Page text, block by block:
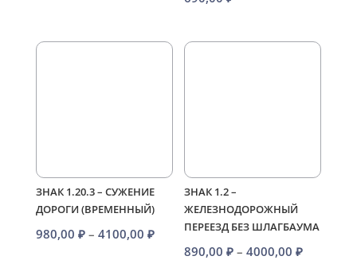
–
ЗНАК 1.20.3 – СУЖЕНИЕ
ДОРОГИ (ВРЕМЕННЫЙ)
980,00 ₽ – 4100,00 ₽Диапазон
ЗНАК 1.2 –
ЖЕЛЕЗНОДОРОЖНЫЙ
ПЕРЕЕЗД БЕЗ ШЛАГБАУМА
890,00₽ – 4000,00₽